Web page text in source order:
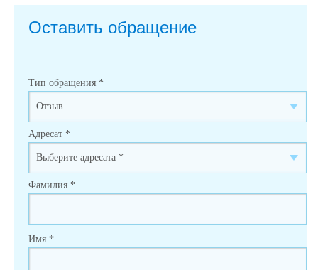
Оставить обращение
Тип обращения *
Адресат *
Фамилия *
Имя *